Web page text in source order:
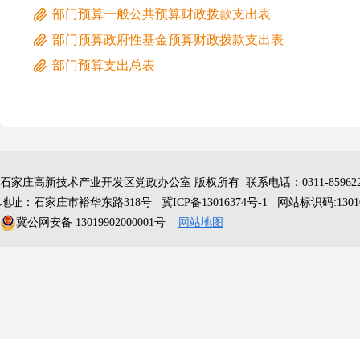
部门预算一般公共预算财政拨款支出表
部门预算政府性基金预算财政拨款支出表
部门预算支出总表